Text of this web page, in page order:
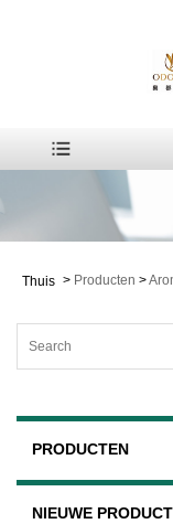
Thuis > Producten >
PRODUCTEN
NIEUWE